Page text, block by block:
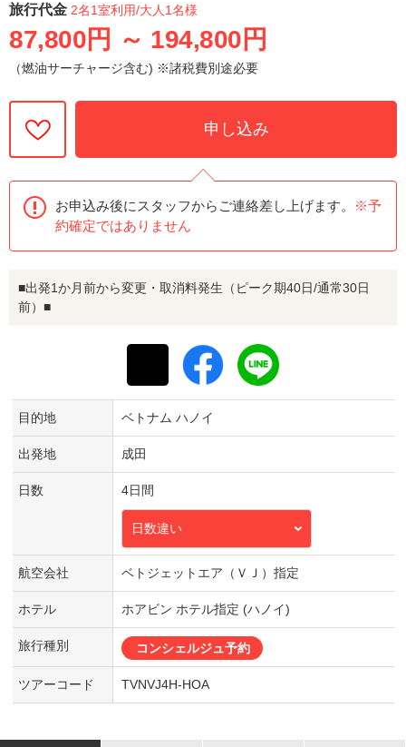
旅行代金 2名1室利用/大人1名様
87,800円 ～ 194,800円
（燃油サーチャージ含む) ※諸税費別途必要
申し込み
お申込み後にスタッフからご連絡差し上げます。
※予
約確定ではありません
■出発1か月前から変更・取消料発生（ピーク期40日/通常30日
前）■
目的地 ベトナム ハノイ
出発地 成田
日数 4日間
日数違い
航空会社 ベトジェットエア（ＶＪ）指定
ホテル ホアビン ホテル指定 (ハノイ)
旅行種別 コンシェルジュ予約
ツアーコード TVNVJ4H-HOA